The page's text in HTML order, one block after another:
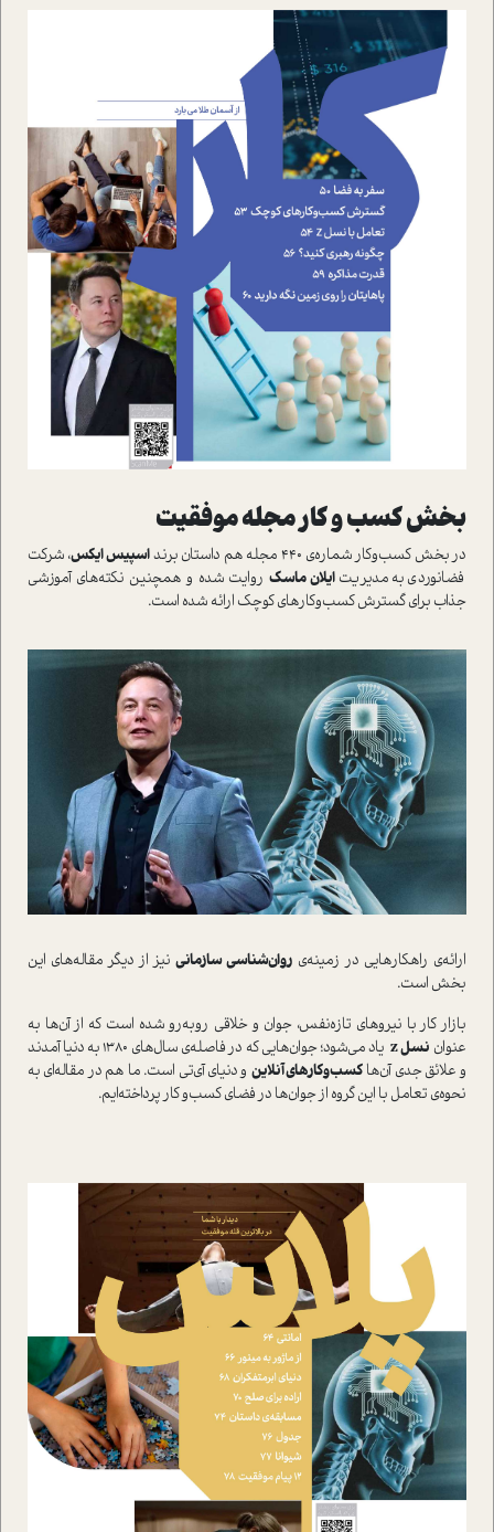
بخش کسب و کار مجله موفقيت
در بخش کسب‌وکار شماره‌ي 440 مجله هم داستان برند اسپيس ايکس، شرکت
فضانوردي به مديريت ايلان ماسکروايت شده و همچنين نکته‌هاي آموزشي
جذاب براي گسترش کسب‌وکارهاي کوچک ارائه شده است.
ارائه‌ي راهکارهايي در زمينه‌ي روان‌شناسي سازماني نيز از ديگر مقاله‌هاي اين
بخش است.
بازار کار با نيروهاي تازه‌نفس، جوان و خلاقي روبه‌رو شده است که از آن‌ها به
عنوان نسلz
ياد مي‌شود؛ جوان‌هايي که در فاصله‌ي سال‌هاي 1380 به دنيا آمدند
و علائق جدي آن‌هاکسب‌وکارهاي آنلاين و دنياي آي‌تي است. ما هم در مقاله‌اي به
نحوه‌ي تعامل با اين گروه از جوان‌ها در فضاي کسب‌و کار پرداخته‌ايم.